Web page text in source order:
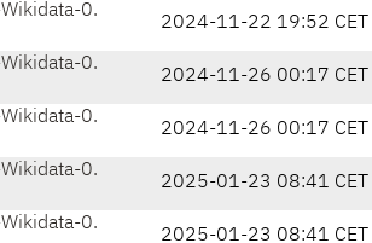
0.
2024-11-22 19:52 CET
0.
2024-11-26 00:17 CET
0.
2024-11-26 00:17 CET
0.
2025-01-23 08:41 CET
0.
2025-01-23 08:41 CET